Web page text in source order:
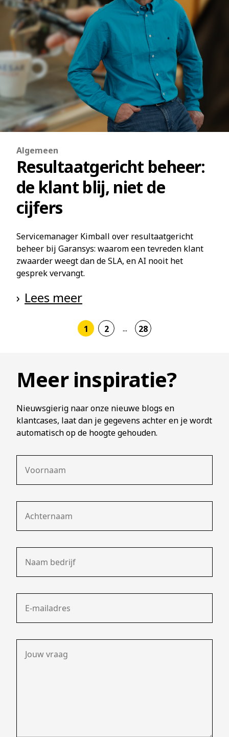
Algemeen
Resultaatgericht beheer:
de klant blij, niet de
cijfers
Servicemanager Kimball over resultaatgericht
beheer bij Garansys: waarom een tevreden klant
zwaarder weegt dan de SLA, en AI nooit het
gesprek vervangt.
Lees meer
1 2 28
Meer inspiratie?
Nieuwsgierig naar onze nieuwe blogs en
klantcases, laat dan je gegevens achter en je wordt
automatisch op de hoogte gehouden.